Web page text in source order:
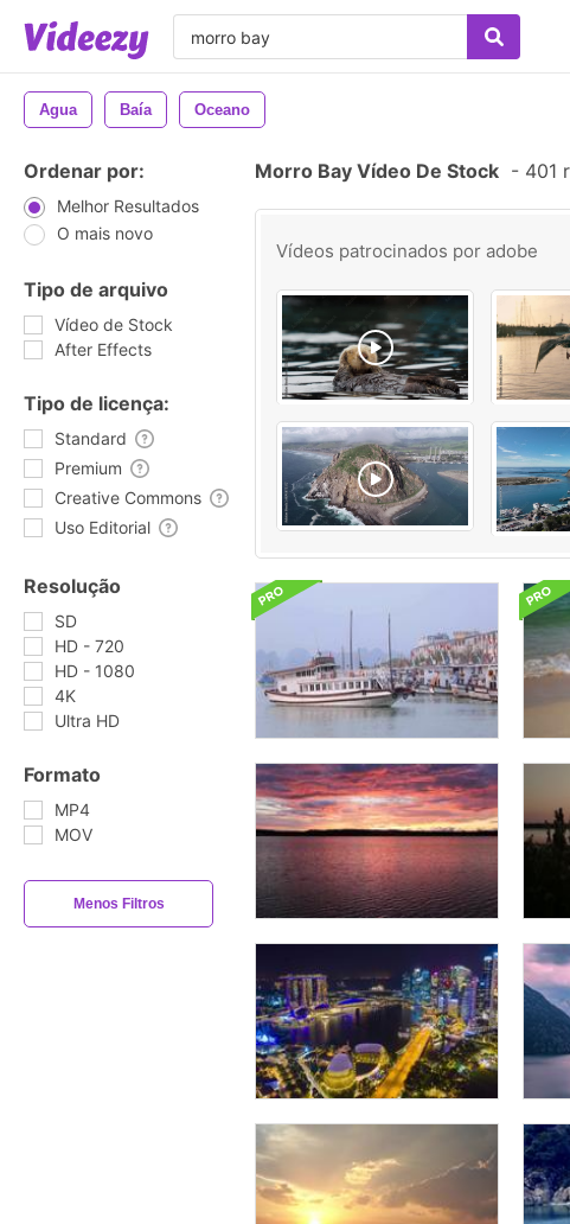
Agua Baía Oceano
Ordenar por:
Melhor Resultados
O mais novo
Tipo de arquivo
Vídeo de Stock
After Effects
Tipo de licença:
Standard
Premium
Creative Commons
Uso Editorial
Resolução
SD
HD - 720
HD - 1080
4K
Ultra HD
Formato
MP4
MOV
Menos Filtros
Morro Bay Vídeo De Stock - 401
Vídeos patrocinados por adobe